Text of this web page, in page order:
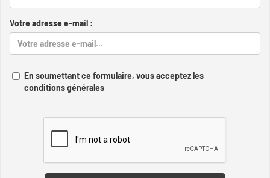
Votre adresse e-mail :
En soumettant ce formulaire, vous acceptez les
conditions générales